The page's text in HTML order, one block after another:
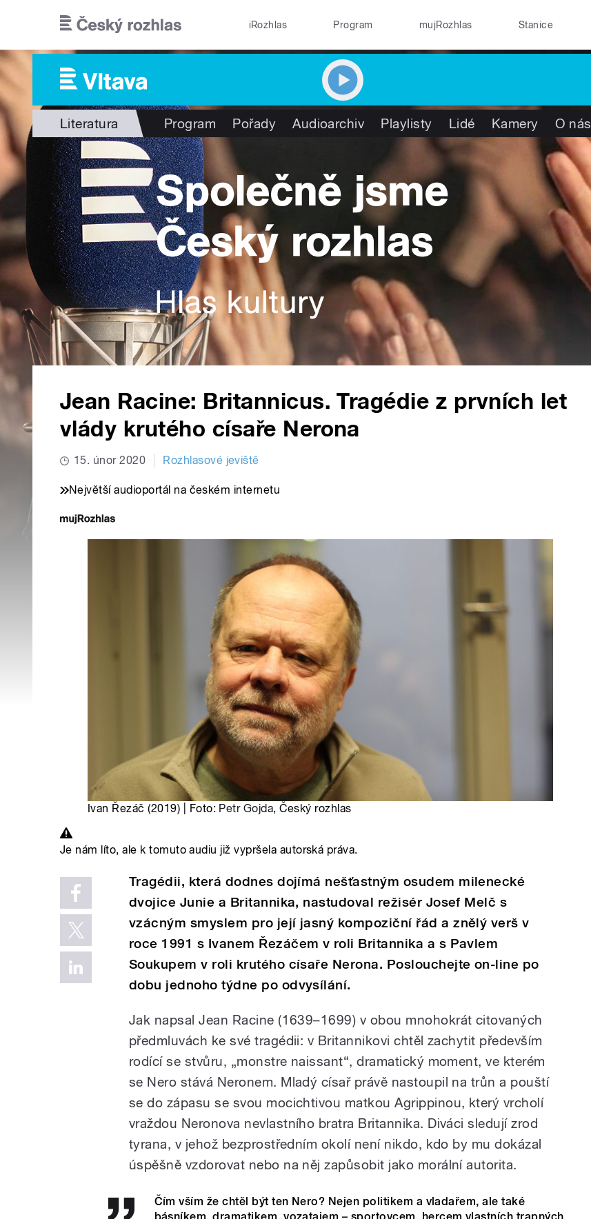
iRozhlas Program mujRozhlas Stanice
Literatura Program Pořady Audioarchiv Playlisty Lidé Kamery O nás
Jean Racine: Britannicus. Tragédie z prvních let
vlády krutého císaře Nerona
15. únor 2020 Rozhlasové jeviště
Největší audioportál na českém internetu
Ivan Řezáč (2019) | Foto: Petr Gojda, Český rozhlas
Je nám líto, ale k tomuto audiu již vypršela autorská práva.
Tragédii, která dodnes dojímá nešťastným osudem milenecké
dvojice Junie a Britannika, nastudoval režisér Josef Melč s
vzácným smyslem pro její jasný kompoziční řád a znělý verš v
roce 1991 s Ivanem Řezáčem v roli Britannika a s Pavlem
Soukupem v roli krutého císaře Nerona. Poslouchejte on-line po
dobu jednoho týdne po odvysílání.
Jak napsal Jean Racine (1639–1699) v obou mnohokrát citovaných
předmluvách ke své tragédii: v Britannikovi chtěl zachytit především
rodící se stvůru, „monstre naissant“, dramatický moment, ve kterém
se Nero stává Neronem. Mladý císař právě nastoupil na trůn a pouští
se do zápasu se svou mocichtivou matkou Agrippinou, který vrcholí
vraždou Neronova nevlastního bratra Britannika. Diváci sledují zrod
tyrana, v jehož bezprostředním okolí není nikdo, kdo by mu dokázal
úspěšně vzdorovat nebo na něj zapůsobit jako morální autorita.
Čím vším že chtěl být ten Nero? Nejen politikem a vladařem, ale také